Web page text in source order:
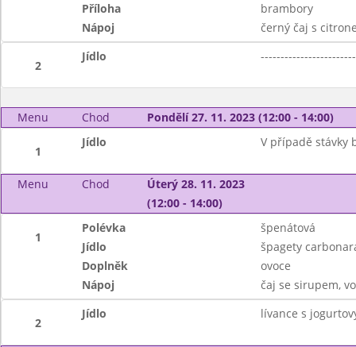
Příloha
brambory
Nápoj
černý čaj s
2
Jídlo
Menu Chod Pondělí 27. 11. 2023 (12:00 - 14:00)
1
Jídlo V případě stávky
Menu Chod
Úterý 28. 11. 2023
(12:00 - 14:00)
1
Polévka
špenátová
Jídlo
špagety
Doplněk
ovoce
Nápoj
čaj se sirupem,
2
Jídlo lívance s